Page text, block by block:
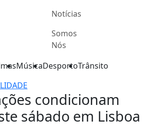
Notícias
Somos
Nós
MúsicaDesportoTrânsito
condicionam
sábado em Lisboa